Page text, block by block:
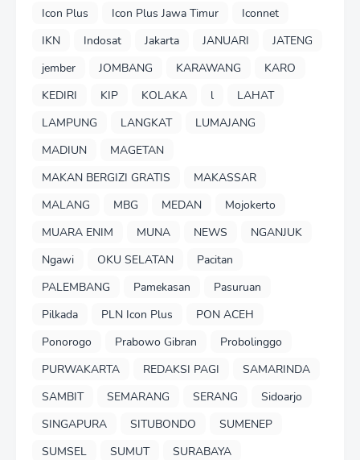
Icon Plus
Icon Plus Jawa Timur
Iconnet
IKN
Indosat Jakarta JANUARI
JATENG
jember
JOMBANG KARAWANG
KARO
KEDIRI
KIP KOLAKA l
LAHAT
LAMPUNG
LANGKAT
LUMAJANG
MADIUN
MAGETAN
MAKAN BERGIZI GRATIS
MAKASSAR
MALANG
MBG MEDAN
Mojokerto
MUARA ENIM
MUNA NEWS
NGANJUK
Ngawi
OKU SELATAN
Pacitan
PALEMBANG
Pamekasan
Pasuruan
Pilkada
PLN Icon Plus
PON ACEH
Ponorogo
Prabowo Gibran
Probolinggo
PURWAKARTA
REDAKSI PAGI
SAMARINDA
SAMBIT
SEMARANG SERANG
Sidoarjo
SINGAPURA
SITUBONDO
SUMENEP
SUMSEL
SUMUT
SURABAYA